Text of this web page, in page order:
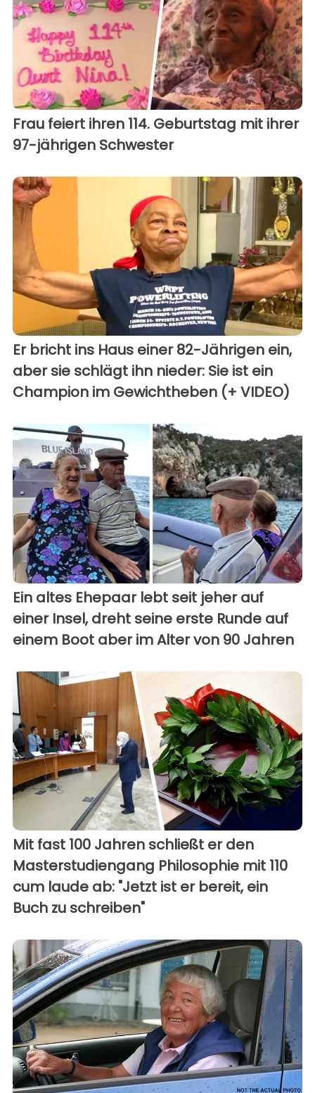
Frau feiert ihren 114. Geburtstag mit ihrer
97-jährigen Schwester
Er bricht ins Haus einer 82-Jährigen ein,
aber sie schlägt ihn nieder: Sie ist ein
Champion im Gewichtheben (+ VIDEO)
Ein altes Ehepaar lebt seit jeher auf
einer Insel, dreht seine erste Runde auf
einem Boot aber im Alter von 90 Jahren
Mit fast 100 Jahren schließt er den
Masterstudiengang Philosophie mit 110
cum laude ab: "Jetzt ist er bereit, ein
Buch zu schreiben"